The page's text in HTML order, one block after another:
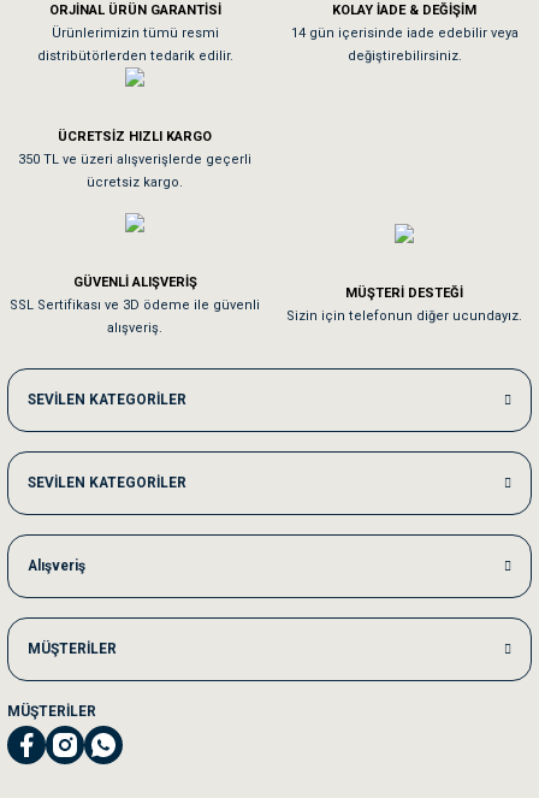
As**** Tu******
Tavşanım kafesinin kalitesine ve paketlemesine bayıldım
Sa**** On******
Kedilerim beğeniyorlar. Memnunuz. Uygun fiyatta olması iyi.
Me***** Ya******
Akşam verdiğim sipariş bir sonraki gün elime ulaştı. Jack russell köpeğim
Ka***** Ar******
Ufak bir sorun harici sorun olmadı sağolsunlar onuda hemen çözdüler
ORJİNAL ÜRÜN GARANTİSİ
Ürünlerimizin tümü resmi
distribütörlerden tedarik edilir.
KOLAY İADE & DEĞİŞİM
14 gün içerisinde iade edebilir veya
değiştirebilirsiniz.
ÜCRETSİZ HIZLI KARGO
350 TL ve üzeri alışverişlerde geçerli
ücretsiz kargo.
GÜVENLİ ALIŞVERİŞ
SSL Sertifikası ve 3D ödeme ile güvenli
alışveriş.
MÜŞTERİ DESTEĞİ
Sizin için telefonun diğer ucundayız.
SEVİLEN KATEGORİLER
SEVİLEN KATEGORİLER
Alışveriş
MÜŞTERİLER
MÜŞTERİLER